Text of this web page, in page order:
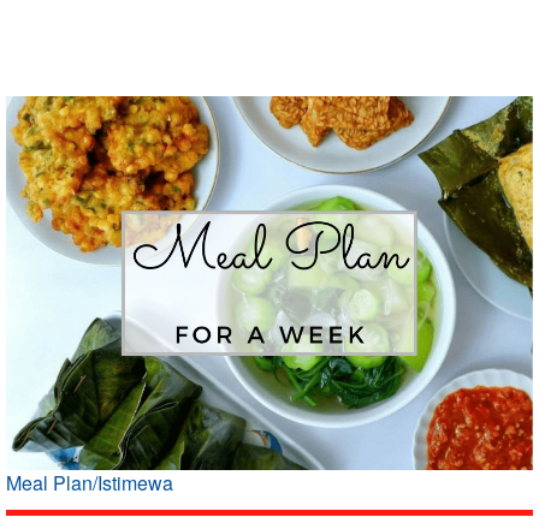
Meal Plan/Istimewa